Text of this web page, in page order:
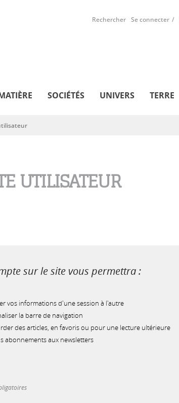
Rechercher Se connecter
SOCIÉTÉS UNIVERS TERRE
UTILISATEUR
sur le site vous permettra :
vos informations d'une session à l'autre
la barre de navigation
des articles, en favoris ou pour une lecture ultérieure
abonnements aux newsletters